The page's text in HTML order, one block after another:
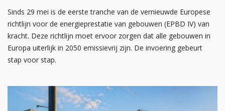
Sinds 29 mei is de eerste tranche van de vernieuwde Europese
richtlijn voor de energieprestatie van gebouwen (EPBD IV) van
kracht. Deze richtlijn moet ervoor zorgen dat alle gebouwen in
Europa uiterlijk in 2050 emissievrij zijn. De invoering gebeurt
stap voor stap.